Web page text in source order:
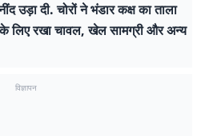
उड़ा दी. चोरों ने भंडार कक्ष का ताला
लिए रखा चावल, खेल सामग्री और अन्य
विज्ञापन